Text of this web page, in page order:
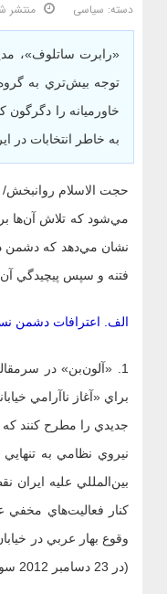
دسته: سیاسی منتشر شده در
«رابرت ساتلوف»،
توجه بيش‌تري به
خاورميانه را
به خاطر انتخابات در
حجت الاسلام
مي‌شود که تلاش آن‌ها
نشان مي‌دهد که دشمن
فتنه و سپس پيچيدگي آن
الف. اعترافات دشمن
1. «آلون‌بن» در
براي «آغاز ناآرامي
جديدي را مطرح کنند که
نيروي نظامي به
بين‌المللي عليه
کنار فعاليت‌هاي مخفي
وقوع بهار عربي در
(در 23 دسامبر 2012 سوم دي‌ماه سال جاري)